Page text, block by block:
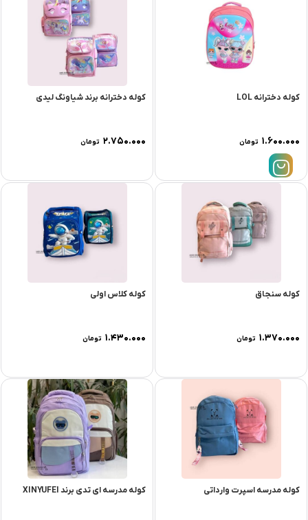
کوله دخترانه LOL
۱.۶۰۰.۰۰۰ تومان
کوله دخترانه برند شیاونگ لیدی
۲.۷۵۰.۰۰۰ تومان
کوله سنجاق
۱.۳۷۰.۰۰۰ تومان
کوله کلاس اولی
۱.۴۳۰.۰۰۰ تومان
کوله مدرسه اسپرت وارداتی کوله مدرسه ای تدی برند XINYUFEI